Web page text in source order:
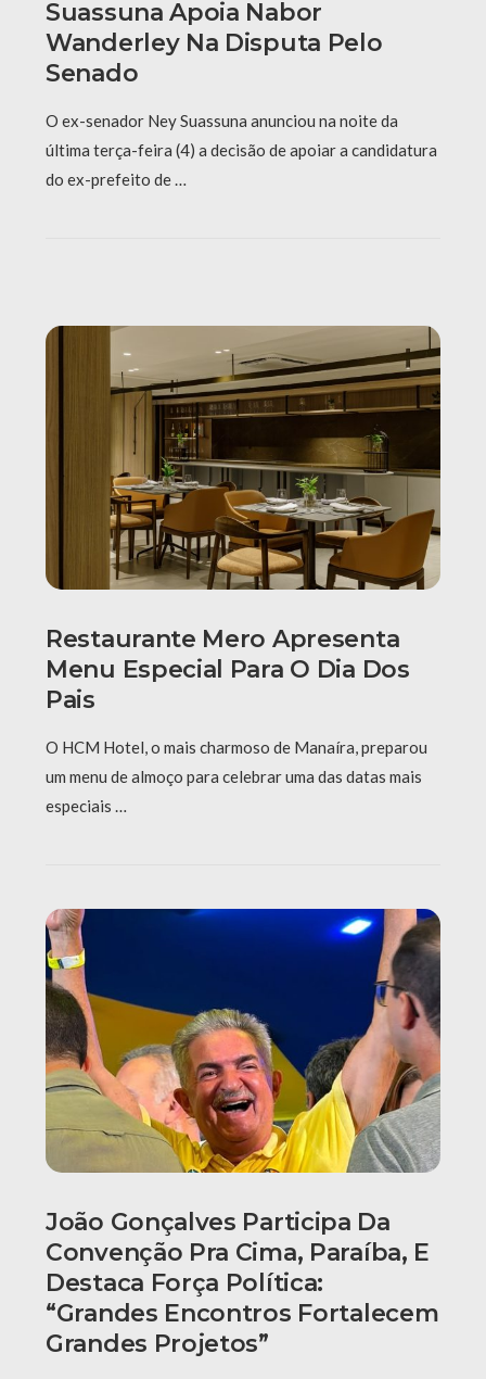
Suassuna Apoia Nabor
Wanderley Na Disputa Pelo
Senado
O ex-senador Ney Suassuna anunciou na noite da
última terça-feira (4) a decisão de apoiar a candidatura
do ex-prefeito de …
Restaurante Mero Apresenta
Menu Especial Para O Dia Dos
Pais
O HCM Hotel, o mais charmoso de Manaíra, preparou
um menu de almoço para celebrar uma das datas mais
especiais …
João Gonçalves Participa Da
Convenção Pra Cima, Paraíba, E
Destaca Força Política:
“grandes Encontros Fortalecem
Grandes Projetos”